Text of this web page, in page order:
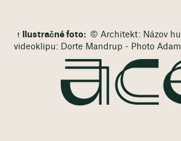
Ilustračné foto: © Architekt: Názov
videoklipu: Dorte Mandrup - Photo